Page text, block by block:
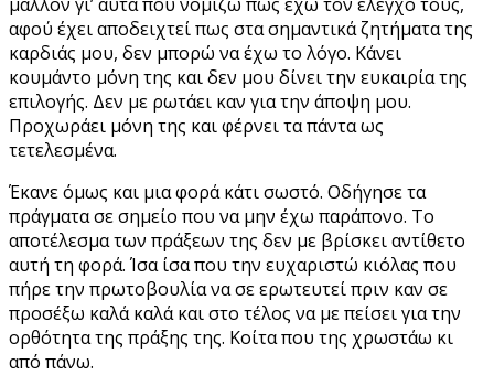
αφού έχει αποδειχτεί πως στα σημαντικά ζητήματα της
καρδιάς μου, δεν μπορώ να έχω το λόγο. Κάνει
κουμάντο μόνη της και δεν μου δίνει την ευκαιρία της
επιλογής. Δεν με ρωτάει καν για την άποψη μου.
Προχωράει μόνη της και φέρνει τα πάντα ως
τετελεσμένα.
Έκανε όμως και μια φορά κάτι σωστό. Οδήγησε τα
πράγματα σε σημείο που να μην έχω παράπονο. Το
αποτέλεσμα των πράξεων της δεν με βρίσκει αντίθετο
αυτή τη φορά. Ίσα ίσα που την ευχαριστώ κιόλας που
πήρε την πρωτοβουλία να σε ερωτευτεί πριν καν σε
προσέξω καλά καλά και στο τέλος να με πείσει για την
ορθότητα της πράξης της. Κοίτα που της χρωστάω κι
από πάνω.